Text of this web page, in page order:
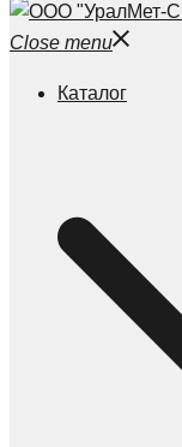
Close menu
Каталог